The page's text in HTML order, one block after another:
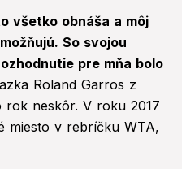
všetko obnáša a môj
So svojou
pre mňa bolo
Roland Garros z
rok neskôr. V roku 2017
miesto v rebríčku WTA,